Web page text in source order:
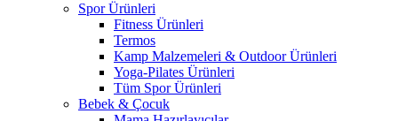
Spor Ürünleri
Fitness Ürünleri
Termos
Kamp Malzemeleri & Outdoor Ürünleri
Yoga-Pilates Ürünleri
Tüm Spor Ürünleri
Bebek & Çocuk